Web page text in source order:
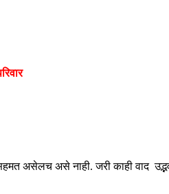
असेलच असे नाही. जरी काही वाद